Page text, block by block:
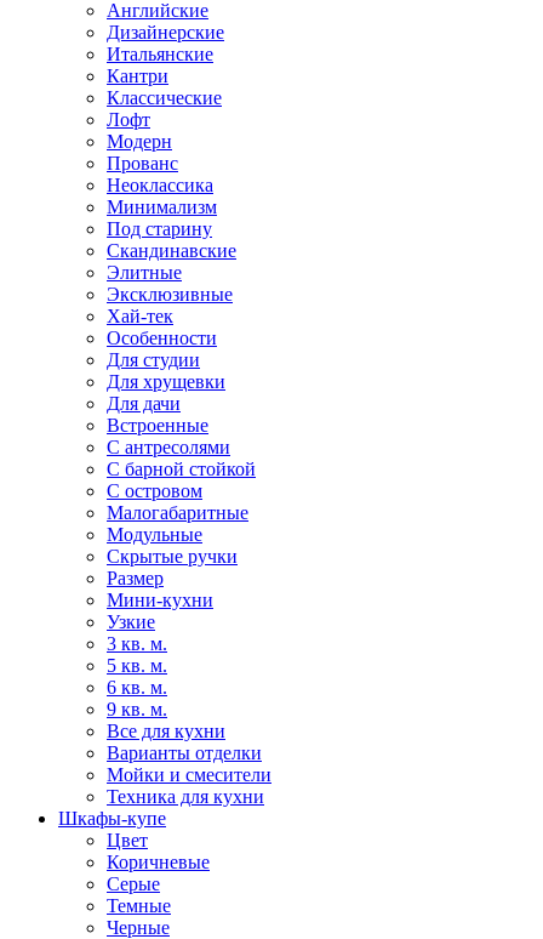
Английские
Дизайнерские
Итальянские
Кантри
Классические
Лофт
Модерн
Прованс
Неоклассика
Минимализм
Под старину
Скандинавские
Элитные
Эксклюзивные
Хай-тек
Особенности
Для студии
Для хрущевки
Для дачи
Встроенные
С антресолями
С барной стойкой
С островом
Малогабаритные
Модульные
Скрытые ручки
Размер
Мини-кухни
Узкие
3 кв. м.
5 кв. м.
6 кв. м.
9 кв. м.
Все для кухни
Варианты отделки
Мойки и смесители
Техника для кухни
Шкафы-купе
Цвет
Коричневые
Серые
Темные
Черные